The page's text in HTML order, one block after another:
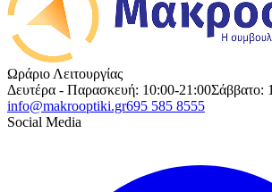
Ωράριο Λειτουργίας
Δευτέρα - Παρασκευή: 10:00-21:00Σάββατο:
info@makrooptiki.gr695 585 8555
Social Media